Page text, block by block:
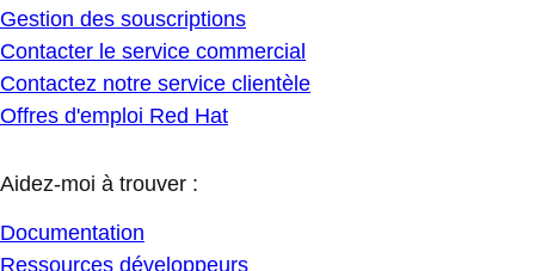
Gestion des souscriptions
Contacter le service commercial
Contactez notre service clientèle
Offres d'emploi Red Hat
Aidez-moi à trouver :
Documentation
Ressources développeurs